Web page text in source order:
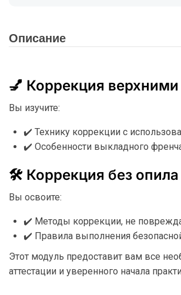
Описание
💅 Коррекция
Вы изучите:
✔️ Технику коррекции с
✔️ Особенности выкладного
🛠️ Коррекция без опила
Вы освоите:
✔️ Методы коррекции, не
✔️ Правила выполнения
Этот модуль предоставит вам все
аттестации и уверенного начала